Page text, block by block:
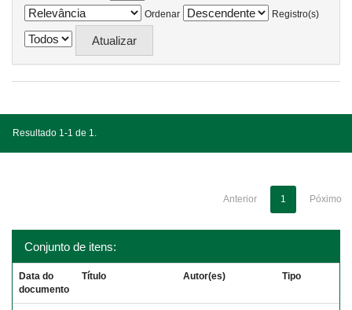
Ordenar
Registro(s)
Resultado 1-1 de 1.
Anterior 1 Póximo
Conjunto de itens:
Data do
documento
Título Autor(es) Tipo